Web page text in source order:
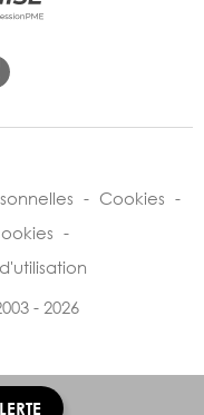
- Cookies -
-
- 2026